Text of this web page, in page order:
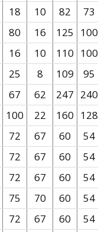
18 10 82 73
80 16 125 100
16 10 110 100
25 8 109 95
67 62 247 240
100 22 160 128
72 67 60 54
72 67 60 54
72 67 60 54
75 70 60 54
72 67 60 54